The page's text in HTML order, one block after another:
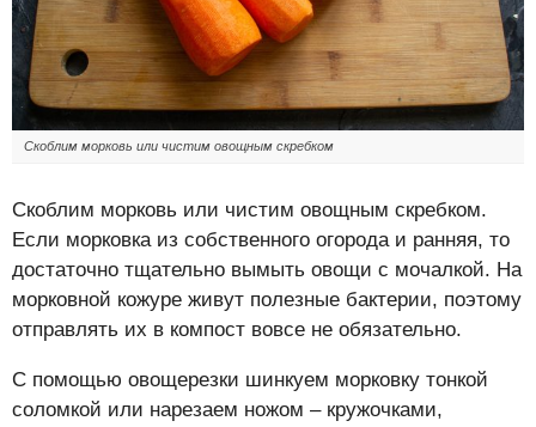
Скоблим морковь или чистим овощным скребком
Скоблим морковь или чистим овощным скребком.
Если морковка из собственного огорода и ранняя, то
достаточно тщательно вымыть овощи с мочалкой. На
морковной кожуре живут полезные бактерии, поэтому
отправлять их в компост вовсе не обязательно.
С помощью овощерезки шинкуем морковку тонкой
соломкой или нарезаем ножом – кружочками,